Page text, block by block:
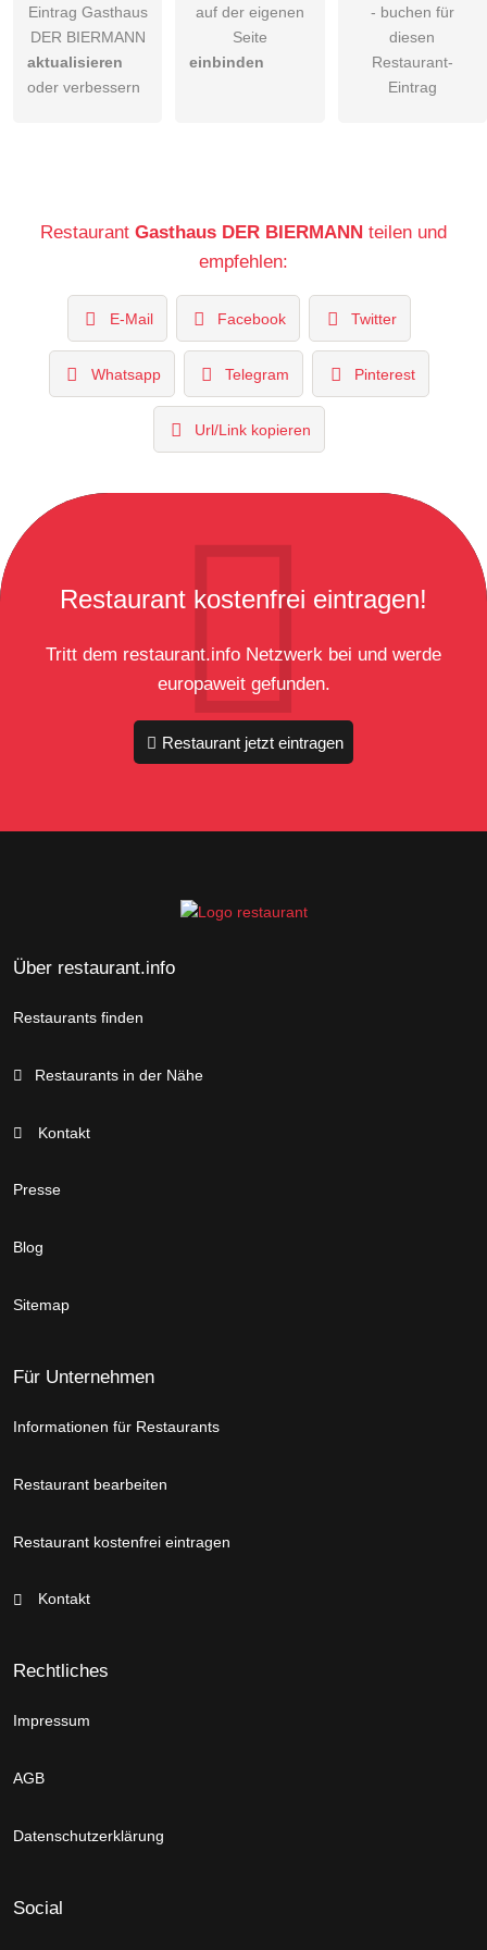
Eintrag Gasthaus
DER BIERMANN
aktualisieren
oder verbessern
auf der eigenen
Seite
einbinden
- buchen für
diesen
Restaurant-
Eintrag
Restaurant Gasthaus DER BIERMANN teilen und
empfehlen:
E-Mail Facebook Twitter
Whatsapp Telegram Pinterest
Url/Link kopieren
Restaurant kostenfrei eintragen!
Tritt dem restaurant.info Netzwerk bei und werde
europaweit gefunden.
Restaurant jetzt eintragen
Über restaurant.info
Restaurants finden
Restaurants in der Nähe
Kontakt
Presse
Blog
Sitemap
Für Unternehmen
Informationen für Restaurants
Restaurant bearbeiten
Restaurant kostenfrei eintragen
Kontakt
Rechtliches
Impressum
AGB
Datenschutzerklärung
Social